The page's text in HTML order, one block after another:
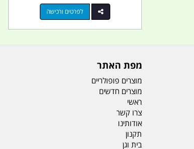
לפרטים ורכישה
מפת האתר
מוצרים פופולריים
מוצרים חדשים
ראשי
צרו קשר
אודותינו
תקנון
בית וגן